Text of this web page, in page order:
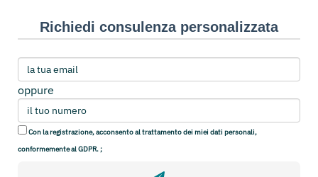
Richiedi consulenza personalizzata
oppure
Con la registrazione, acconsento al trattamento dei miei dati personali,
conformemente al GDPR. ;